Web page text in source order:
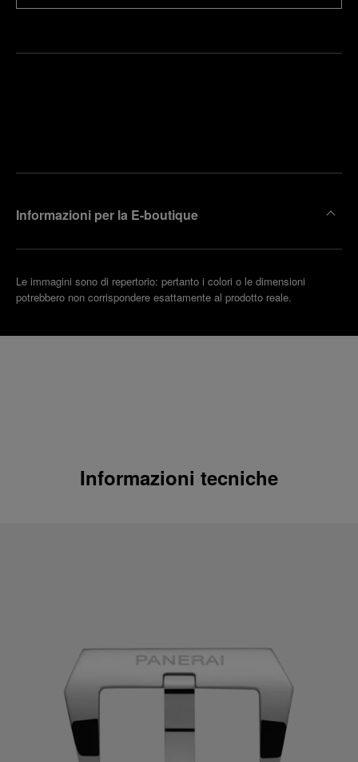
Informazioni per la E-boutique
Le immagini sono di repertorio: pertanto i colori o le dimensioni
potrebbero non corrispondere esattamente al prodotto reale.
Informazioni tecniche